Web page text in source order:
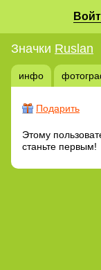
Значки Ruslan
инфо
Подарить
Этому
станьте первым!